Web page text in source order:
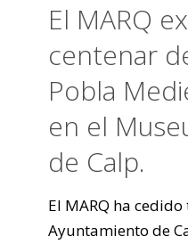
El MARQ
centenar
Pobla
en el
de Calp.
El MARQ ha
Ayuntamiento de